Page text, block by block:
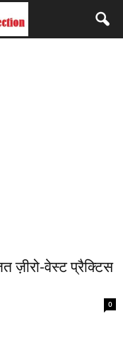
ज़ीरो-वेस्ट प्रैक्टिस
0